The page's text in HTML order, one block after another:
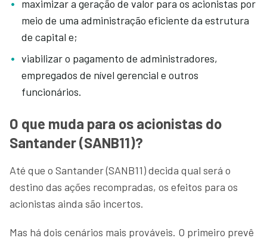
maximizar a geração de valor para os acionistas por
meio de uma administração eficiente da estrutura
de capital e;
viabilizar o pagamento de administradores,
empregados de nível gerencial e outros
funcionários.
O que muda para os acionistas do
Santander (SANB11)?
Até que o Santander (SANB11) decida qual será o
destino das ações recompradas, os efeitos para os
acionistas ainda são incertos.
Mas há dois cenários mais prováveis. O primeiro prevê